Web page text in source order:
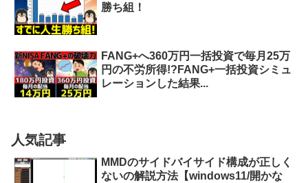
勝ち組！
FANG+へ360万円一括投資で毎月25万
円の不労所得!?FANG+一括投資シミュ
レーションした結果...
人気記事
MMDのサイドバイサイド構成が正しく
ないの解説方法【windows11/開かな